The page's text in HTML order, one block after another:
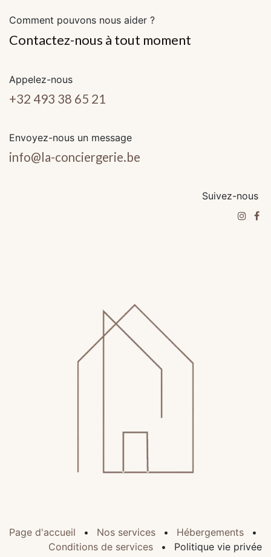
Comment pouvons nous aider ?
Contactez-nous à tout moment
Appelez-nous
+32 493 38 65 21
Envoyez-nous un message
info@la-conciergerie.be
Suivez-nous
Page d'accueil • Nos services • Hébergements
•
Conditions de services
• Politique vie privée